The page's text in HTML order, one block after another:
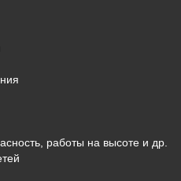
работы на высоте и др.